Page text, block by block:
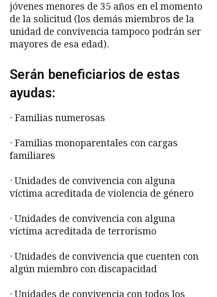
jóvenes menores de 35 años en el momento
de la solicitud (los demás miembros de la
unidad de convivencia tampoco podrán ser
mayores de esa edad).
Serán beneficiarios de estas
ayudas:
· Familias numerosas
· Familias monoparentales con cargas
familiares
· Unidades de convivencia con alguna
víctima acreditada de violencia de género
· Unidades de convivencia con alguna
víctima acreditada de terrorismo
· Unidades de convivencia que cuenten con
algún miembro con discapacidad
· Unidades de convivencia con todos los